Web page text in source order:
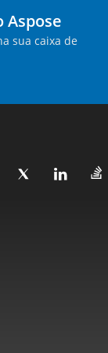
Aspose
sua caixa de